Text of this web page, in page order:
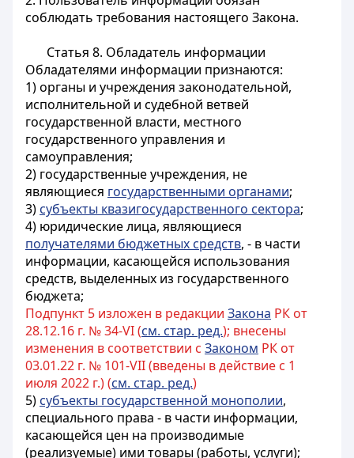
соблюдать требования настоящего Закона.
Статья 8. Обладатель информации
Обладателями информации признаются:
1) органы и учреждения законодательной,
исполнительной и судебной ветвей
государственной власти, местного
государственного управления и
самоуправления;
2) государственные учреждения, не
являющиеся государственными органами;
3) субъекты квазигосударственного сектора;
4) юридические лица, являющиеся
получателями бюджетных средств, - в части
информации, касающейся использования
средств, выделенных из государственного
бюджета;
Подпункт 5 изложен в редакции Закона РК от
28.12.16 г. № 34-VI (см. стар. ред.); внесены
изменения в соответствии с Законом РК от
03.01.22 г. № 101-VII (введены в действие с 1
июля 2022 г.) (см. стар. ред.)
5) субъекты государственной монополии,
специального права - в части информации,
касающейся цен на производимые
(реализуемые) ими товары (работы, услуги);